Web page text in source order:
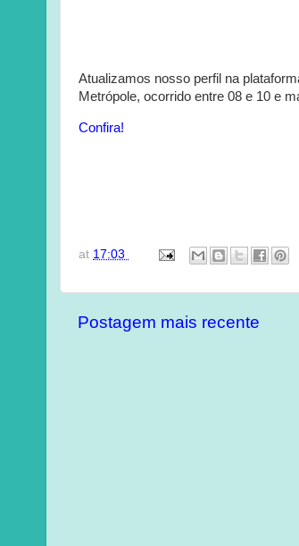
Atualizamos nosso perfil na
Metrópole, ocorrido entre 08 e 10 e
Confira!
at 17:03
Postagem mais recente